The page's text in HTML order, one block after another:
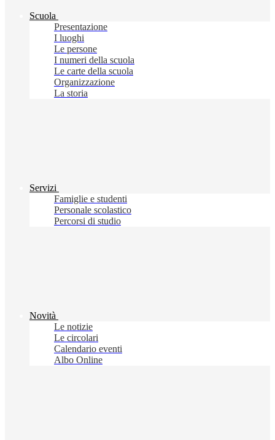
Scuola
Presentazione
I luoghi
Le persone
I numeri della scuola
Le carte della scuola
Organizzazione
La storia
Servizi
Famiglie e studenti
Personale scolastico
Percorsi di studio
Novità
Le notizie
Le circolari
Calendario eventi
Albo Online